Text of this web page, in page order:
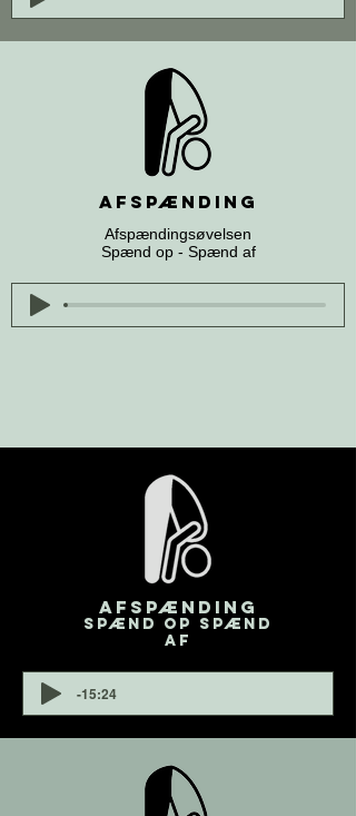
Afspænding
Afspændingsøvelsen
Spænd op - Spænd af
Afspænding
Spænd op Spænd
af
-15:24